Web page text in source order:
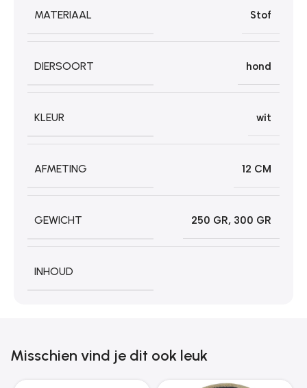
MATERIAAL Stof
DIERSOORT hond
KLEUR wit
AFMETING 12 CM
GEWICHT 250 GR, 300 GR
INHOUD
Misschien vind je dit ook leuk